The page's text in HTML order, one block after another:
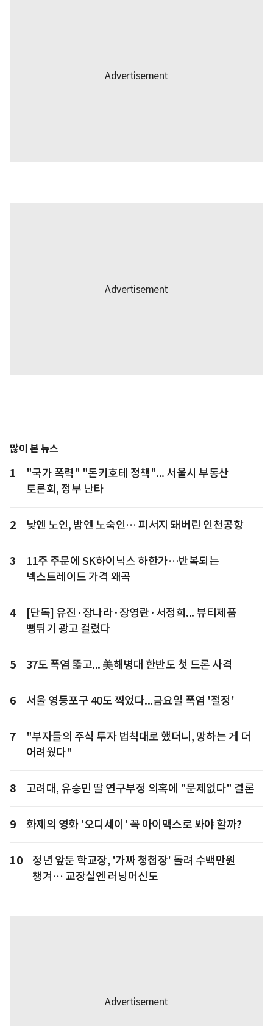
많이 본 뉴스
1
"국가 폭력" "돈키호테 정책"... 서울시 부동산
토론회, 정부 난타
2 낮엔 노인, 밤엔 노숙인… 피서지 돼버린 인천공항
3
11주 주문에 SK하이닉스 하한가…반복되는
넥스트레이드 가격 왜곡
4
[단독] 유진·장나라·장영란·서정희... 뷰티제품
뻥튀기 광고 걸렸다
5 37도 폭염 뚫고... 美해병대 한반도 첫 드론 사격
6 서울 영등포구 40도 찍었다...금요일 폭염 '절정'
7
"부자들의 주식 투자 법칙대로 했더니, 망하는 게 더
어려웠다"
8 고려대, 유승민 딸 연구부정 의혹에 "문제없다" 결론
9 화제의 영화 '오디세이' 꼭 아이맥스로 봐야 할까?
10
정년 앞둔 학교장, '가짜 청첩장' 돌려 수백만원
챙겨… 교장실엔 러닝머신도